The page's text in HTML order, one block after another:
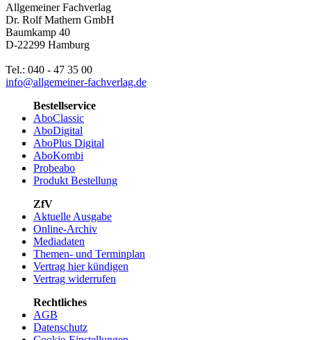
Allgemeiner Fachverlag
Dr. Rolf Mathern GmbH
Baumkamp 40
D-22299 Hamburg
Tel.: 040 - 47 35 00
info@allgemeiner-fachverlag.de
Bestellservice
AboClassic
AboDigital
AboPlus Digital
AboKombi
Probeabo
Produkt Bestellung
ZfV
Aktuelle Ausgabe
Online-Archiv
Mediadaten
Themen- und Terminplan
Vertrag hier kündigen
Vertrag widerrufen
Rechtliches
AGB
Datenschutz